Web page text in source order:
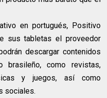
en portugués, Positivo
sus tabletas el proveedor
descargar contenidos
brasileño, como revistas,
y juegos, así como
sociales.